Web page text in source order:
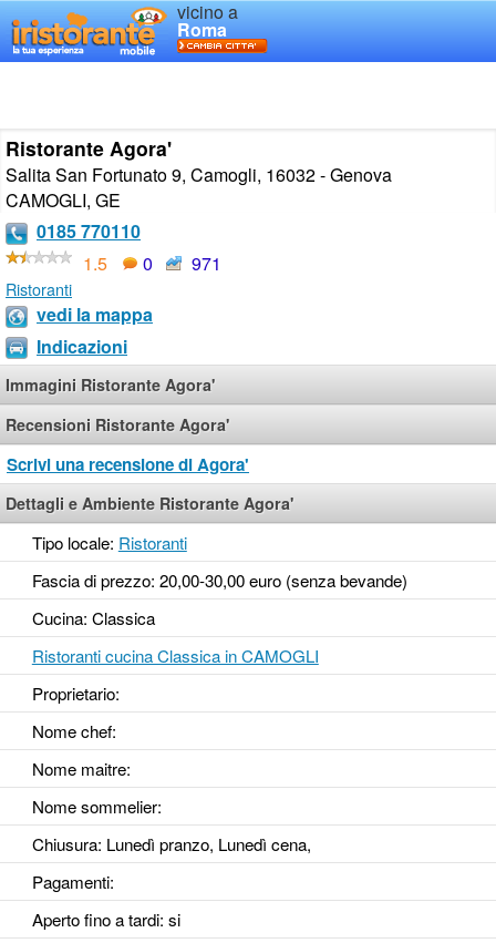
vicino a
Roma
Ristorante Agora'
Salita San Fortunato 9, Camogli, 16032 - Genova
CAMOGLI, GE
0185 770110
1.5
0 971
Ristoranti
vedi la mappa
Indicazioni
Immagini Ristorante Agora'
Recensioni Ristorante Agora'
Scrivi una recensione di Agora'
Dettagli e Ambiente Ristorante Agora'
Tipo locale: Ristoranti
Fascia di prezzo: 20,00-30,00 euro (senza bevande)
Cucina: Classica
Ristoranti cucina Classica in CAMOGLI
Proprietario:
Nome chef:
Nome maitre:
Nome sommelier:
Chiusura: Lunedì pranzo, Lunedì cena,
Pagamenti:
Aperto fino a tardi: si